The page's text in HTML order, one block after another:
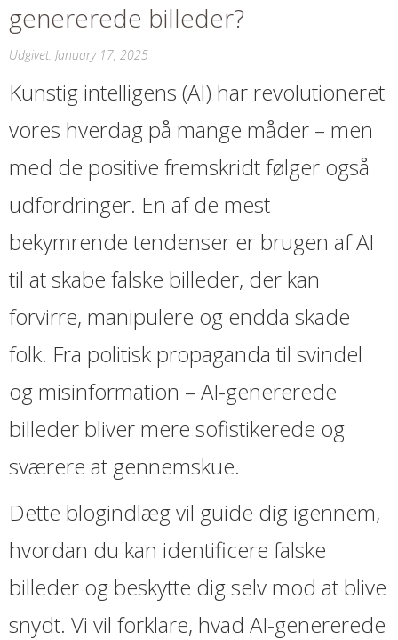
genererede billeder?
Udgivet: January 17, 2025
Kunstig intelligens (AI) har revolutioneret
vores hverdag på mange måder – men
med de positive fremskridt følger også
udfordringer. En af de mest
bekymrende tendenser er brugen af AI
til at skabe falske billeder, der kan
forvirre, manipulere og endda skade
folk. Fra politisk propaganda til svindel
og misinformation – AI-genererede
billeder bliver mere sofistikerede og
sværere at gennemskue.
Dette blogindlæg vil guide dig igennem,
hvordan du kan identificere falske
billeder og beskytte dig selv mod at blive
snydt. Vi vil forklare, hvad AI-genererede